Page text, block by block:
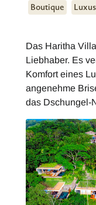
Boutique Luxus
Das Haritha
Liebhaber. Es
Komfort eines
angenehme
das Dschungel-